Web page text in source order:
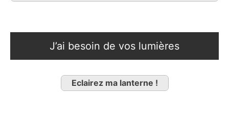
J’ai besoin de vos lumières
Eclairez ma lanterne !